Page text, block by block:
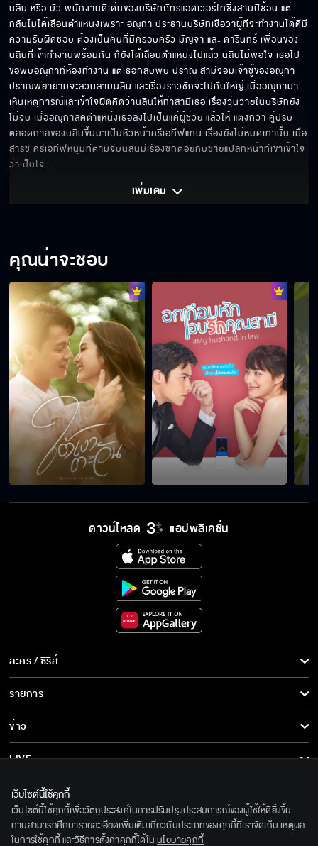
ต้นรักริมรั้ว EP.7
ต้นรักริมรั้ว EP.8
ต้นรักริมรั้ว EP.9
นลิน หรือ บัว พนักงานดีเด่นของบริษัทภัทรแอดเวอร์ไทซิ่งสามปีซ้อน แต่
กลับไม่ได้เลื่อนตำแหน่งเพราะ อณุกา ประธานบริษัทเชื่อว่าผู้ที่จะทำงานได้ดีมี
ความรับผิดชอบ ต้องเป็นคนที่มีครอบครัว มัญจา และ ดารินทร์ เพื่อนของ
นลินที่เข้าทำงานพร้อมกัน ก็ยังได้เลื่อนตำแหน่งไปแล้ว นลินไม่พอใจ เธอไป
ขอพบอณุกาที่ห้องทำงาน แต่เธอกลับพบ ปราณ สามีจอมเจ้าชู้ของอณุกา
ปราณพยายามจะลวนลามนลิน และเรื่องราวชักจะไปกันใหญ่ เมื่ออณุกามา
เห็นเหตุการณ์และเข้าใจผิดคิดว่านลินให้ท่าสามีเธอ เรื่องวุ่นวายในบริษัทยัง
ไม่จบ เมื่ออณุกาลดตำแหน่งเธอลงไปเป็นแค่ผู้ช่วย แล้วให้ แตงกวา คู่ปรับ
ตลอดกาลของนลินขึ้นมาเป็นหัวหน้าครีเอทีฟแทน เรื่องยังไม่หมดเท่านั้น เมื่อ
สารัช ครีเอทีฟหนุ่มที่ตามจีบนลินมีเรื่องชกต่อยกับชายแปลกหน้าที่เขาเข้าใจ
ว่าเป็นโจ...
เพิ่มเติม
คุณน่าจะชอบ
ดาวน์โหลด แอปพลิเคชั่น
ละคร / ซีรีส์
ละคร/ซีรีส์
ซีรีส์นานาชาติ
การ์ตูน & เกม
รายการ
รายการทั้งหมด
ข่าว
ข่าวทั้งหมด
ข่าวประชาสัมพันธ์
LIVE
เกี่ยวกับเรา
BEC World
รู้จักเรา
ติดตามเราได้ที่
เว็บไซต์นี้ใช้คุกกี้
เว็บไซต์นี้ใช้คุกกี้เพื่อวัตถุประสงค์ในการปรับปรุงประสบการณ์ของผู้ใช้ให้ดียิ่งขึ้น
ท่านสามารถศึกษารายละเอียดเพิ่มเติมเกี่ยวกับประเภทของคุกกี้ที่เราจัดเก็บ เหตุผล
ในการใช้คุกกี้ และวิธีการตั้งค่าคุกกี้ได้ใน นโยบายคุกกี้